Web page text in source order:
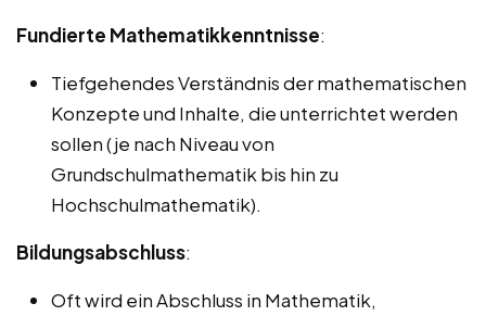
Fundierte Mathematikkenntnisse:
Tiefgehendes Verständnis der mathematischen
Konzepte und Inhalte, die unterrichtet werden
sollen (je nach Niveau von
Grundschulmathematik bis hin zu
Hochschulmathematik).
Bildungsabschluss:
Oft wird ein Abschluss in Mathematik,